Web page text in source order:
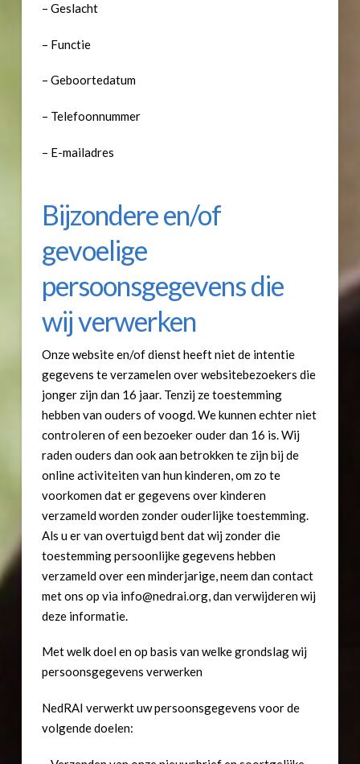
– Geslacht
– Functie
– Geboortedatum
– Telefoonnummer
– E-mailadres
Bijzondere en/of
gevoelige
persoonsgegevens die
wij verwerken
Onze website en/of dienst heeft niet de intentie
gegevens te verzamelen over websitebezoekers die
jonger zijn dan 16 jaar. Tenzij ze toestemming
hebben van ouders of voogd. We kunnen echter niet
controleren of een bezoeker ouder dan 16 is. Wij
raden ouders dan ook aan betrokken te zijn bij de
online activiteiten van hun kinderen, om zo te
voorkomen dat er gegevens over kinderen
verzameld worden zonder ouderlijke toestemming.
Als u er van overtuigd bent dat wij zonder die
toestemming persoonlijke gegevens hebben
verzameld over een minderjarige, neem dan contact
met ons op via info@nedrai.org, dan verwijderen wij
deze informatie.
Met welk doel en op basis van welke grondslag wij
persoonsgegevens verwerken
NedRAI verwerkt uw persoonsgegevens voor de
volgende doelen: